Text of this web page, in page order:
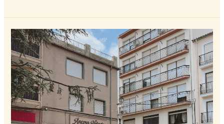
¡Inauguramos
Nueva
Heladería
En
Castalla!